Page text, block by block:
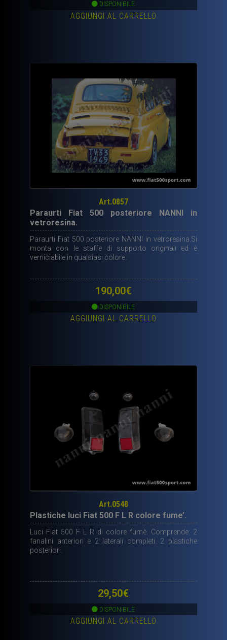
DISPONIBILE
AGGIUNGI AL CARRELLO
Art.0857
Paraurti Fiat 500 posteriore NANNI in
vetroresina.
Paraurti Fiat 500 posteriore NANNI in vetroresina.Si
monta con le staffe di supporto originali ed è
verniciabile in qualsiasi colore.
190,00€
DISPONIBILE
AGGIUNGI AL CARRELLO
Art.0548
Plastiche luci Fiat 500 F L R colore fume’.
Luci Fiat 500 F L R di colore fumè. Comprende: 2
fanalini anteriori e 2 laterali completi. 2 plastiche
posteriori.
29,50€
DISPONIBILE
AGGIUNGI AL CARRELLO